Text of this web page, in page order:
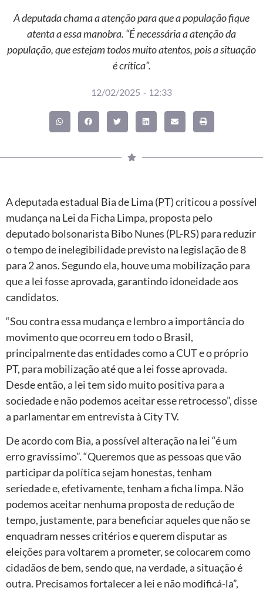
A deputada chama a atenção para que a população fique
atenta a essa manobra. “É necessária a atenção da
população, que estejam todos muito atentos, pois a situação
é crítica”.
12/02/2025 - 12:33
A deputada estadual Bia de Lima (PT) criticou a possível
mudança na Lei da Ficha Limpa, proposta pelo
deputado bolsonarista Bibo Nunes (PL-RS) para reduzir
o tempo de inelegibilidade previsto na legislação de 8
para 2 anos. Segundo ela, houve uma mobilização para
que a lei fosse aprovada, garantindo idoneidade aos
candidatos.
“Sou contra essa mudança e lembro a importância do
movimento que ocorreu em todo o Brasil,
principalmente das entidades como a CUT e o próprio
PT, para mobilização até que a lei fosse aprovada.
Desde então, a lei tem sido muito positiva para a
sociedade e não podemos aceitar esse retrocesso”, disse
a parlamentar em entrevista à City TV.
De acordo com Bia, a possível alteração na lei “é um
erro gravíssimo”. “Queremos que as pessoas que vão
participar da política sejam honestas, tenham
seriedade e, efetivamente, tenham a ficha limpa. Não
podemos aceitar nenhuma proposta de redução de
tempo, justamente, para beneficiar aqueles que não se
enquadram nesses critérios e querem disputar as
eleições para voltarem a prometer, se colocarem como
cidadãos de bem, sendo que, na verdade, a situação é
outra. Precisamos fortalecer a lei e não modificá-la”,